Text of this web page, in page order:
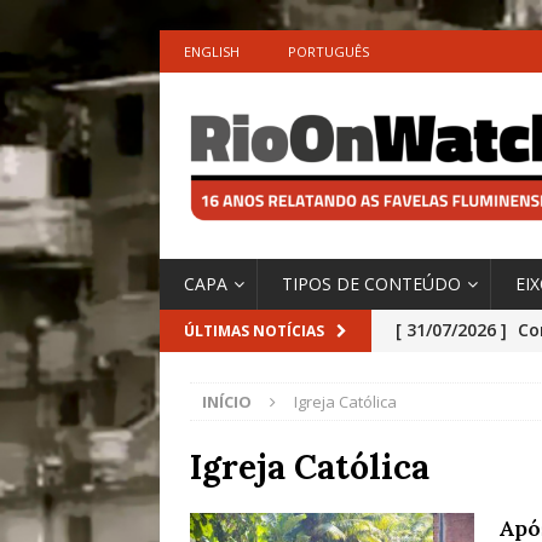
ENGLISH PORTUGUÊS
CAPA TIPOS DE CONTEÚDO
ÚLTIMAS NOTÍCIAS [ 31/07/2026 ]
Especial do
INÍCIO Igreja Católica
Igreja Católica